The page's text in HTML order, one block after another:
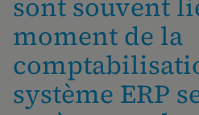
sont souvent
moment de la
système ERP